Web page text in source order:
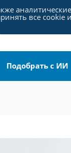
Подобрать с ИИ
все cookie